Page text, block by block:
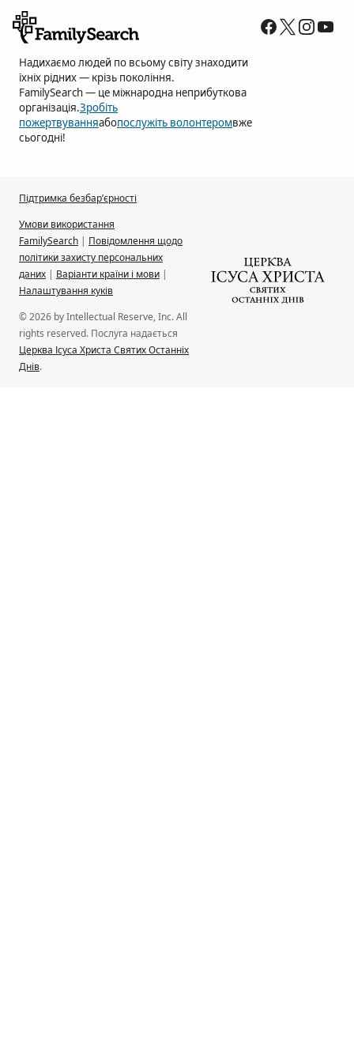
Надихаємо людей по всьому світу знаходити
їхніх рідних — крізь покоління.
FamilySearch — це міжнародна неприбуткова
організація.Зробіть
пожертвуванняабопослужіть волонтеромвже
сьогодні!
Підтримка безбар’єрності
Умови використання
FamilySearch | Повідомлення щодо
політики захисту персональних
даних | Варіанти країни і мови |
Налаштування куків
© 2026 by Intellectual Reserve, Inc. All
rights reserved. Послуга надається
Церква Ісуса Христа Святих Останніх
Днів.